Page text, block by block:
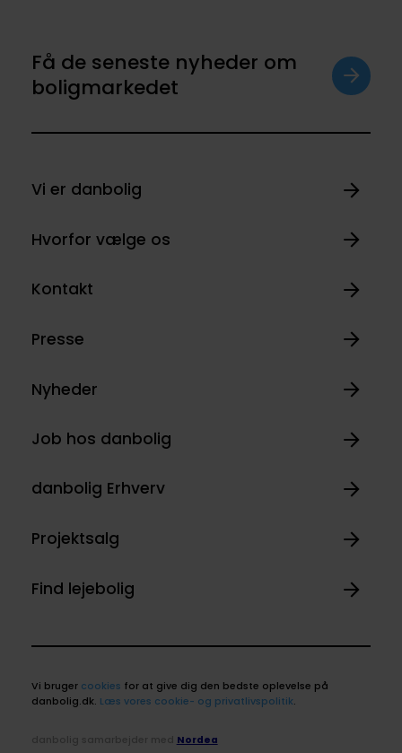
Få de seneste nyheder om
boligmarkedet
Vi er danbolig
Hvorfor vælge os
Kontakt
Presse
Nyheder
Job hos danbolig
danbolig Erhverv
Projektsalg
Find lejebolig
Vi bruger cookies for at give dig den bedste oplevelse på
danbolig.dk. Læs vores cookie- og privatlivspolitik.
Nordea